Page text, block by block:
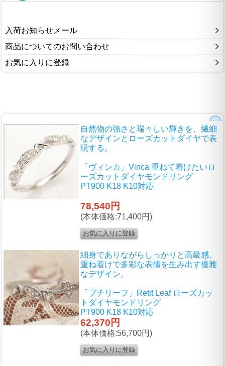
入荷お知らせメール
商品についてのお問い合わせ
お気に入りに登録
自然物の強さと瑞々しい輝きを、繊細
なデザインとローズカットダイヤで表
現する。
「ヴィンカ」Vinca 重ねて着けたいロ
ーズカットダイヤモンドリング
PT900 K18 K10対応
78,540円
(本体価格:71,400円)
細身でありながらしっかりと高級感。
重ね着けで多彩な表情を生み出す優雅
なデザイン。
「プチリーフ」Retit Leaf ローズカッ
トダイヤモンドリング
PT900 K18 K10対応
62,370円
(本体価格:56,700円)